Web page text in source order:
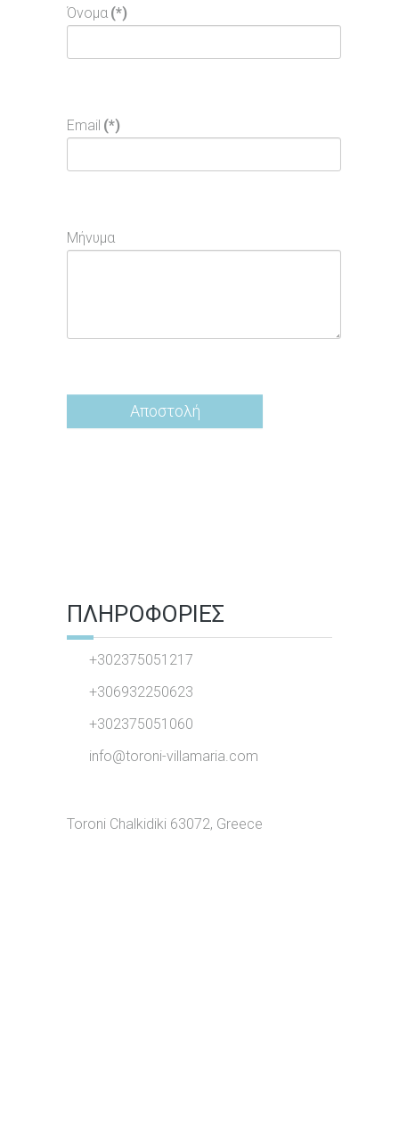
Όνομα (*)
Email (*)
Μήνυμα
ΠΛΗΡΟΦΟΡΙΕΣ
+302375051217
+306932250623
+302375051060
info@toroni-villamaria.com
Toroni Chalkidiki 63072, Greece